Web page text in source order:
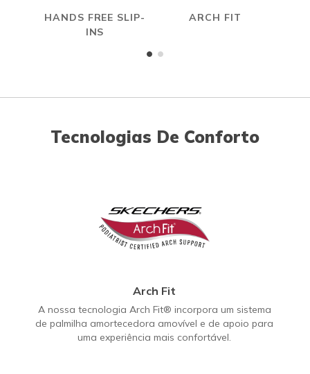
HANDS FREE SLIP-
INS
ARCH FIT
Tecnologias De Conforto
Arch Fit
A nossa tecnologia Arch Fit® incorpora um sistema
de palmilha amortecedora amovível e de apoio para
uma experiência mais confortável.